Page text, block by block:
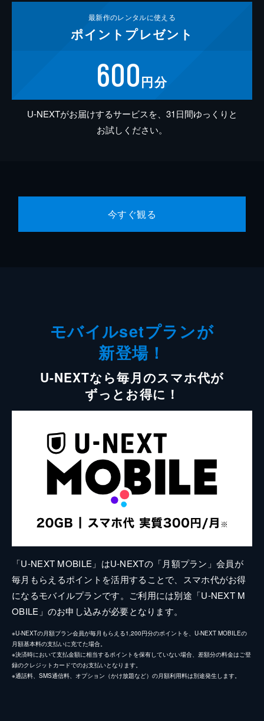
最新作のレンタルに使える
ポイント プレゼント
600円分
U-NEXTがお届けするサービスを、31日間ゆっくりと
お試しください。
今すぐ観る
モバイルsetプランが
新登場！
U-NEXTなら毎月のスマホ代が
ずっとお得に！
「U-NEXT MOBILE」はU-NEXTの「月額プラン」会員が
毎月もらえるポイントを活用することで、スマホ代がお得
になるモバイルプランです。ご利用には別途「U-NEXT M
OBILE」のお申し込みが必要となります。
※U-NEXTの月額プラン会員が毎月もらえる1,200円分のポイントを、U-NEXT MOBILEの
月額基本料の支払いに充てた場合。
※決済時において支払金額に相当するポイントを保有していない場合、差額分の料金はご登
録のクレジットカードでのお支払いとなります。
※通話料、SMS通信料、オプション（かけ放題など）の月額利用料は別途発生します。